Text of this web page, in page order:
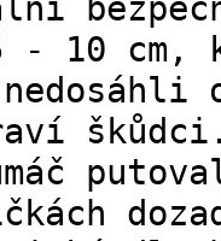
- 10